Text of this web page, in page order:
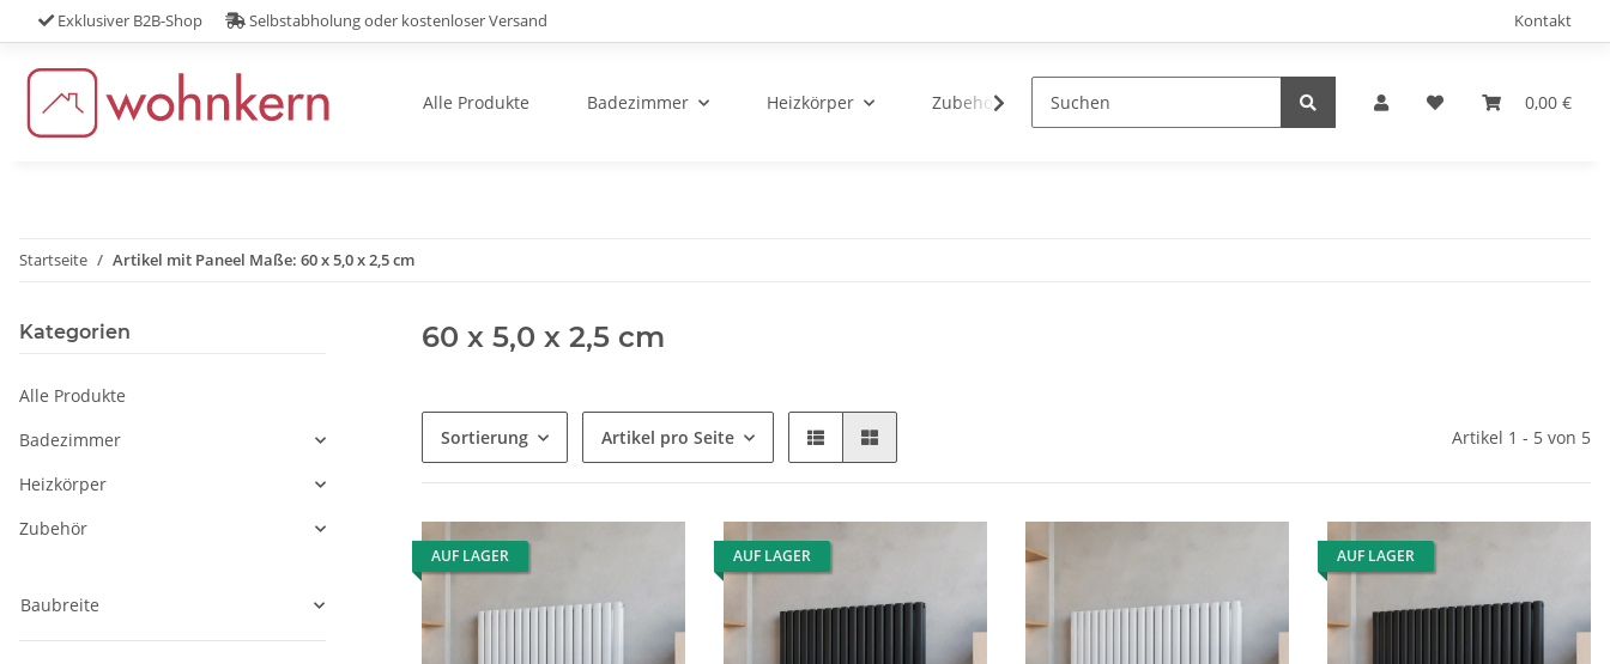
Kontakt
Exklusiver B2B-Shop Selbstabholung oder kostenloser Versand
0,00 €
Alle Produkte Badezimmer Heizkörper Zubehör
Startseite Artikel mit Paneel Maße: 60 x 5,0 x 2,5 cm
60 x 5,0 x 2,5 cm
Sortierung Artikel pro Seite Artikel 1 - 5 von 5
AUF LAGER AUF LAGER AUF LAGER
Kategorien
Alle Produkte
Badezimmer
Heizkörper
Zubehör
Baubreite